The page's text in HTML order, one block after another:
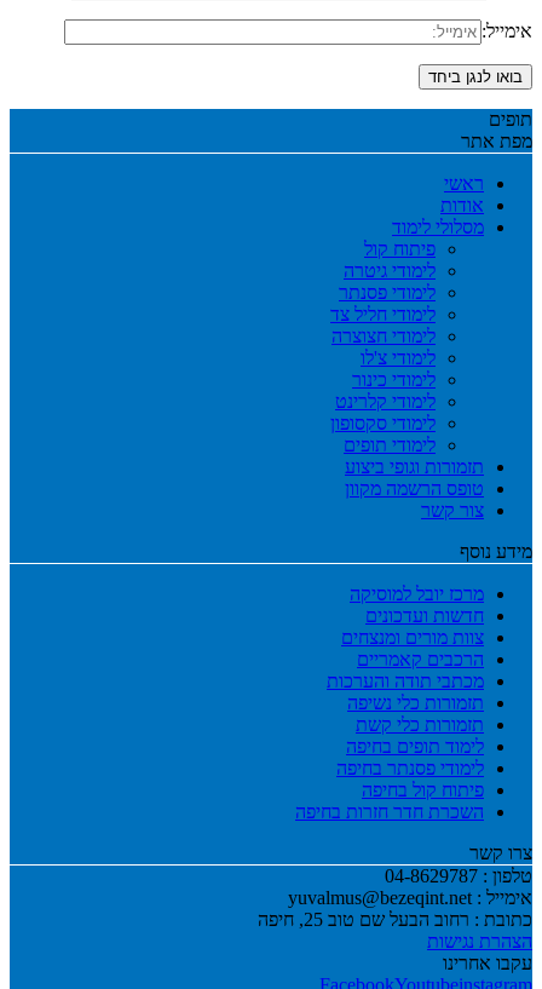
אימייל:
מפת אתר
ראשי
אודות
מסלולי לימוד
פיתוח קול
לימודי גיטרה
לימודי פסנתר
לימודי חליל צד
לימודי חצוצרה
לימודי צ'לו
לימודי כינור
לימודי קלרינט
לימודי סקסופון
לימודי תופים
תזמורות וגופי ביצוע
טופס הרשמה מקוון
צור קשר
מידע נוסף
מרכז יובל למוסיקה
חדשות ועדכונים
צוות מורים ומנצחים
הרכבים קאמריים
מכתבי תודה והערכות
תזמורות כלי נשיפה
תזמורות כלי קשת
לימוד תופים בחיפה
לימודי פסנתר בחיפה
פיתוח קול בחיפה
השכרת חדר חזרות בחיפה
צרו קשר
טלפון : 04-8629787
אימייל : yuvalmus@bezeqint.net
כתובת : רחוב הבעל שם טוב 25, חיפה
הצהרת נגישות
עקבו אחרינו